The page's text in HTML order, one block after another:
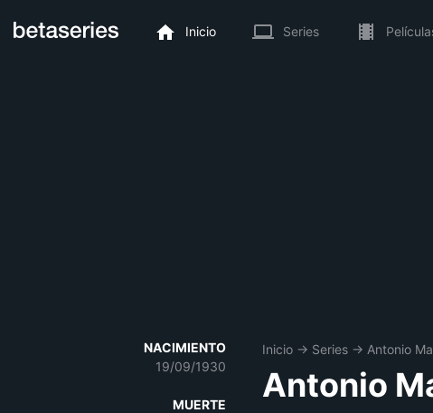
Inicio Series
NACIMIENTO
19/09/1930
MUERTE
Inicio → Series → Antonio
Antonio